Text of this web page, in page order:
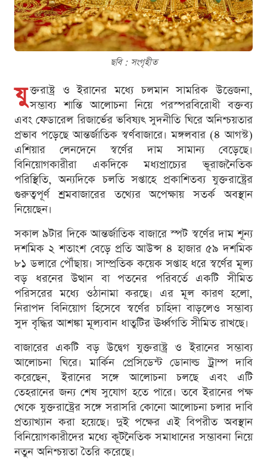
ছবি : সংগৃহীত
যু ক্তরাষ্ট্র ও ইরানের মধ্যে চলমান সামরিক উত্তেজনা,
সম্ভাব্য শান্তি আলোচনা নিয়ে পরস্পরবিরোধী বক্তব্য
এবং ফেডারেল রিজার্ভের ভবিষ্যৎ সুদনীতি ঘিরে অনিশ্চয়তার
প্রভাব পড়েছে আন্তর্জাতিক স্বর্ণবাজারে। মঙ্গলবার (৪ আগস্ট)
এশিয়ার লেনদেনে স্বর্ণের দাম সামান্য বেড়েছে।
বিনিয়োগকারীরা একদিকে মধ্যপ্রাচ্যের ভূরাজনৈতিক
পরিস্থিতি, অন্যদিকে চলতি সপ্তাহে প্রকাশিতব্য যুক্তরাষ্ট্রের
গুরুত্বপূর্ণ শ্রমবাজারের তথ্যের অপেক্ষায় সতর্ক অবস্থান
নিয়েছেন।
সকাল ৯টার দিকে আন্তর্জাতিক বাজারে স্পট স্বর্ণের দাম শূন্য
দশমিক ২ শতাংশ বেড়ে প্রতি আউন্স ৪ হাজার ৫৯ দশমিক
৮১ ডলারে পৌঁছায়। সাম্প্রতিক কয়েক সপ্তাহ ধরে স্বর্ণের মূল্য
বড় ধরনের উত্থান বা পতনের পরিবর্তে একটি সীমিত
পরিসরের মধ্যে ওঠানামা করছে। এর মূল কারণ হলো,
নিরাপদ বিনিয়োগ হিসেবে স্বর্ণের চাহিদা বাড়লেও সম্ভাব্য
সুদ বৃদ্ধির আশঙ্কা মূল্যবান ধাতুটির ঊর্ধ্বগতি সীমিত রাখছে।
বাজারের একটি বড় উদ্বেগ যুক্তরাষ্ট্র ও ইরানের সম্ভাব্য
আলোচনা ঘিরে। মার্কিন প্রেসিডেন্ট ডোনাল্ড ট্রাম্প দাবি
করেছেন, ইরানের সঙ্গে আলোচনা চলছে এবং এটি
তেহরানের জন্য শেষ সুযোগ হতে পারে। তবে ইরানের পক্ষ
থেকে যুক্তরাষ্ট্রের সঙ্গে সরাসরি কোনো আলোচনা চলার দাবি
প্রত্যাখ্যান করা হয়েছে। দুই পক্ষের এই বিপরীত অবস্থান
বিনিয়োগকারীদের মধ্যে কূটনৈতিক সমাধানের সম্ভাবনা নিয়ে
নতুন অনিশ্চয়তা তৈরি করেছে।